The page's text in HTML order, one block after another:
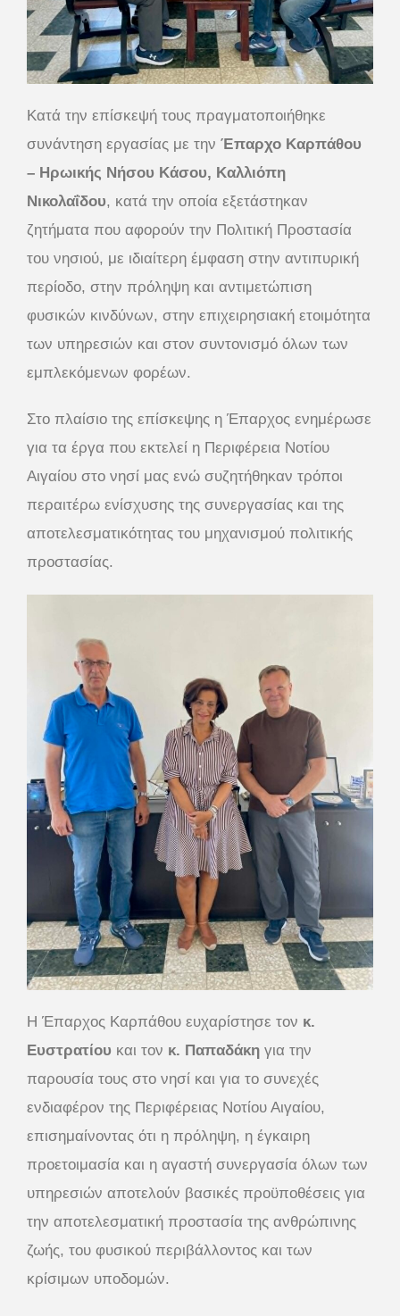
Κατά την επίσκεψή τους πραγματοποιήθηκε
συνάντηση εργασίας με την Έπαρχο Καρπάθου
– Ηρωικής Νήσου Κάσου, Καλλιόπη
Νικολαΐδου, κατά την οποία εξετάστηκαν
ζητήματα που αφορούν την Πολιτική Προστασία
του νησιού, με ιδιαίτερη έμφαση στην αντιπυρική
περίοδο, στην πρόληψη και αντιμετώπιση
φυσικών κινδύνων, στην επιχειρησιακή ετοιμότητα
των υπηρεσιών και στον συντονισμό όλων των
εμπλεκόμενων φορέων.
Στο πλαίσιο της επίσκεψης η Έπαρχος ενημέρωσε
για τα έργα που εκτελεί η Περιφέρεια Νοτίου
Αιγαίου στο νησί μας ενώ συζητήθηκαν τρόποι
περαιτέρω ενίσχυσης της συνεργασίας και της
αποτελεσματικότητας του μηχανισμού πολιτικής
προστασίας.
Η Έπαρχος Καρπάθου ευχαρίστησε τον κ.
Ευστρατίου και τον κ. Παπαδάκη για την
παρουσία τους στο νησί και για το συνεχές
ενδιαφέρον της Περιφέρειας Νοτίου Αιγαίου,
επισημαίνοντας ότι η πρόληψη, η έγκαιρη
προετοιμασία και η αγαστή συνεργασία όλων των
υπηρεσιών αποτελούν βασικές προϋποθέσεις για
την αποτελεσματική προστασία της ανθρώπινης
ζωής, του φυσικού περιβάλλοντος και των
κρίσιμων υποδομών.